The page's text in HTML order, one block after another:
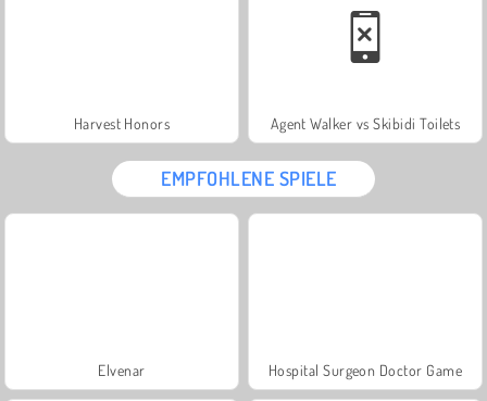
Harvest Honors Agent Walker vs Skibidi Toilets
EMPFOHLENE SPIELE
Elvenar Hospital Surgeon Doctor Game